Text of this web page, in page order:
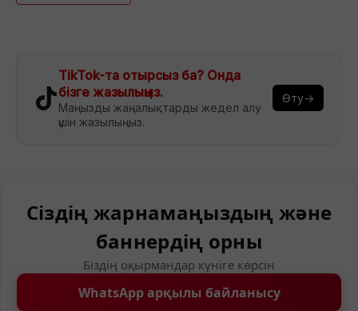
TikTok-та отырсыз ба? Онда
бізге жазылыңыз.
Маңызды жаңалықтарды жедел алу
үшін жазылыңыз.
Өту→
Сіздің жарнамаңыздың және
баннердің орны
Біздің оқырмандар күніге көрсін
WhatsApp арқылы байланысу